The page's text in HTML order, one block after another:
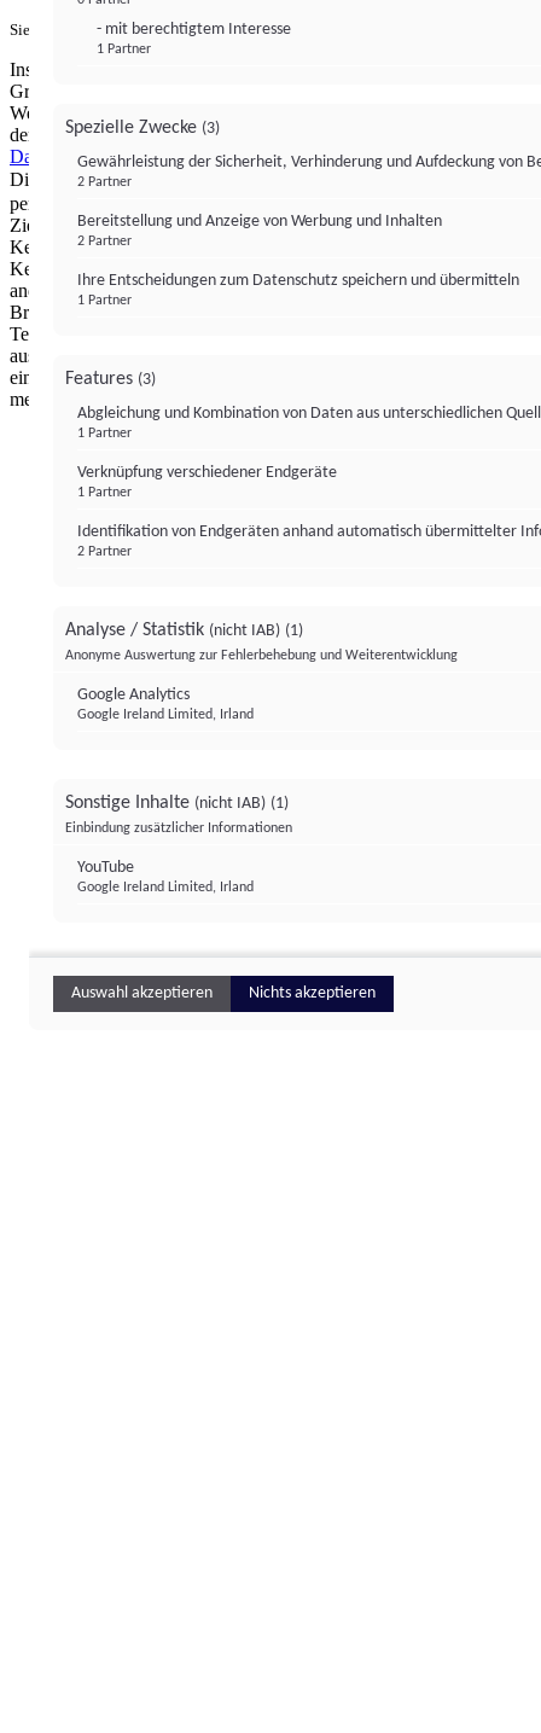
Sie haben ein PUR-Abo?Hier anmelden.
Institutional Money mit Werbung: Wir nutzen aus wirtschaftlichen
Gründen die Möglichkeit, unsere Webseite Dritten als digitalen
Werbeplatz zur Verfügung zu stellen. Über Verarbeitungen, die in
der Verantwortung von uns liegen, können Sie sich in unserer
Datenschutzerklärungnäher informieren.Zur Bereitstellung unserer
Dienste nutzen wir Technologien von
personalisierte Werbung, Messung von Werbeleistung und
Zielgruppenforschung. Cookies, Endgeräte- oder ähnliche Online-
Kennungen (z. B. login-basierte Kennungen, zufällig generierte
Kennungen, netzwerkbasierte Kennungen) können zusammen mit
anderen Informationen (z. B. Browsertyp und
Browserinformationen, Sprache, Bildschirmgröße, unterstützte
Technologien usw.) auf Ihrem Endgerät gespeichert oder von dort
ausgelesen werden, um es jedes Mal wiederzuerkennen, wenn es
eine App oder einer Webseite aufruft. Dies geschieht für einen oder
mehrere der hier aufgeführten Verarbeitungszwecke.
- mit berechtigtem Interesse
1 Partner
Spezielle Zwecke (3)
Gewährleistung der Sicherheit, Verhinderung und Aufdeckung von
2 Partner
Bereitstellung und Anzeige von Werbung und Inhalten
2 Partner
Ihre Entscheidungen zum Datenschutz speichern und übermitteln
1 Partner
Features (3)
Abgleichung und Kombination von Daten aus unterschiedlichen
1 Partner
Verknüpfung verschiedener Endgeräte
1 Partner
Identifikation von Endgeräten anhand automatisch übermittelter
2 Partner
Analyse / Statistik (nicht IAB) (1)
Anonyme Auswertung zur Fehlerbehebung und Weiterentwicklung
Google Analytics
Google Ireland Limited, Irland
Sonstige Inhalte (nicht IAB) (1)
Einbindung zusätzlicher Informationen
YouTube
Google Ireland Limited, Irland
Auswahl akzeptieren Nichts akzeptieren
Institutional Money
ImpressumDatenschutzerklärung